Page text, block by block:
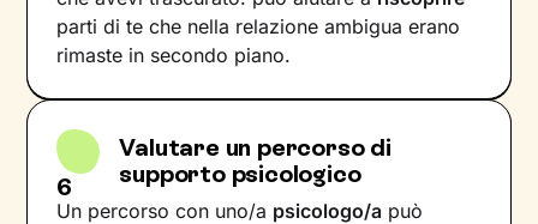
parti di te che nella relazione ambigua erano
rimaste in secondo piano.
6
Valutare un percorso di
supporto psicologico
Un percorso con uno/a psicologo/a può